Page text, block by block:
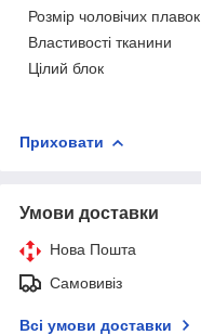
Розмір чоловічих плавок
Властивості тканини
Цілий блок
Приховати
Умови доставки
Нова Пошта
Самовивіз
Всі умови доставки